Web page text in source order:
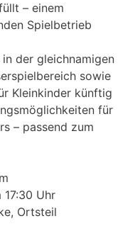
– einem
Spielbetrieb
der gleichnamigen
sowie
Kleinkinder künftig
für
– passend zum
Uhr
Ortsteil